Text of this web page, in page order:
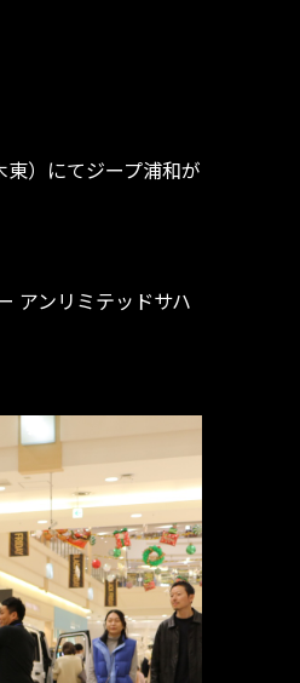
）にてジープ浦和が
アンリミテッドサハ